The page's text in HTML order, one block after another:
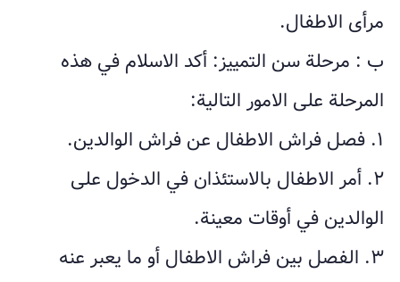
مرأى الاطفال.
ب : مرحلة سن التمييز: أكد الاسلام في هذه
المرحلة على الامور التالية:
۱. فصل فراش الاطفال عن فراش الوالدين.
٢. أمر الاطفال بالاستئذان في الدخول على
الوالدين في أوقات معينة.
۳. الفصل بين فراش الاطفال أو ما يعبر عنه